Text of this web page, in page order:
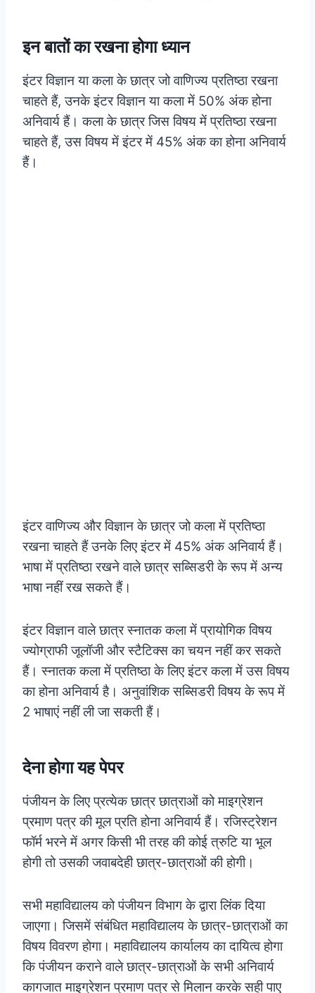
इन बातों का रखना होगा ध्यान
इंटर विज्ञान या कला के छात्र जो वाणिज्य प्रतिष्ठा रखना
चाहते हैं, उनके इंटर विज्ञान या कला में 50% अंक होना
अनिवार्य हैं। कला के छात्र जिस विषय में प्रतिष्ठा रखना
चाहते हैं, उस विषय में इंटर में 45% अंक का होना अनिवार्य
हैं।
इंटर वाणिज्य और विज्ञान के छात्र जो कला में प्रतिष्ठा
रखना चाहते हैं उनके लिए इंटर में 45% अंक अनिवार्य हैं।
भाषा में प्रतिष्ठा रखने वाले छात्र सब्सिडरी के रूप में अन्य
भाषा नहीं रख सकते हैं।
इंटर विज्ञान वाले छात्र स्नातक कला में प्रायोगिक विषय
ज्योग्राफी जूलॉजी और स्टैटिक्स का चयन नहीं कर सकते
हैं। स्नातक कला में प्रतिष्ठा के लिए इंटर कला में उस विषय
का होना अनिवार्य है। अनुवांशिक सब्सिडरी विषय के रूप में
2 भाषाएं नहीं ली जा सकती हैं।
देना होगा यह पेपर
पंजीयन के लिए प्रत्येक छात्र छात्राओं को माइग्रेशन
प्रमाण पत्र की मूल प्रति होना अनिवार्य हैं। रजिस्ट्रेशन
फॉर्म भरने में अगर किसी भी तरह की कोई त्रुटि या भूल
होगी तो उसकी जवाबदेही छात्र-छात्राओं की होगी।
सभी महाविद्यालय को पंजीयन विभाग के द्वारा लिंक दिया
जाएगा। जिसमें संबंधित महाविद्यालय के छात्र-छात्राओं का
विषय विवरण होगा। महाविद्यालय कार्यालय का दायित्व होगा
कि पंजीयन कराने वाले छात्र-छात्राओं के सभी अनिवार्य
कागजात माइग्रेशन प्रमाण पत्र से मिलान करके सही पाए